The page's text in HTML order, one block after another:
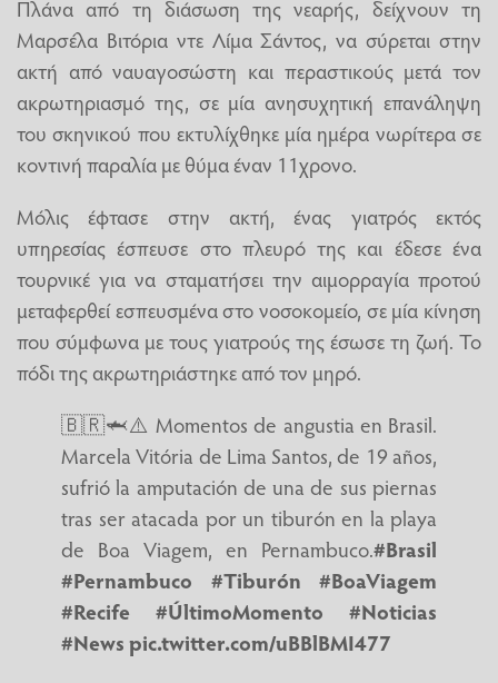
Πλάνα από τη διάσωση της νεαρής, δείχνουν τη
Μαρσέλα Βιτόρια ντε Λίμα Σάντος, να σύρεται στην
ακτή από ναυαγοσώστη και περαστικούς μετά τον
ακρωτηριασμό της, σε μία ανησυχητική επανάληψη
του σκηνικού που εκτυλίχθηκε μία ημέρα νωρίτερα σε
κοντινή παραλία με θύμα έναν 11χρονο.
Μόλις έφτασε στην ακτή, ένας γιατρός εκτός
υπηρεσίας έσπευσε στο πλευρό της και έδεσε ένα
τουρνικέ για να σταματήσει την αιμορραγία προτού
μεταφερθεί εσπευσμένα στο νοσοκομείο, σε μία κίνηση
που σύμφωνα με τους γιατρούς της έσωσε τη ζωή. Το
πόδι της ακρωτηριάστηκε από τον μηρό.
🇧🇷🦈⚠️ Momentos de angustia en Brasil.
Marcela Vitória de Lima Santos, de 19 años,
sufrió la amputación de una de sus piernas
tras ser atacada por un tiburón en la playa
de Boa Viagem, en Pernambuco.#Brasil
#Pernambuco
#Tiburón
#BoaViagem
#Recife
#ÚltimoMomento
#Noticias
#Newspic.twitter.com/uBBlBMI477